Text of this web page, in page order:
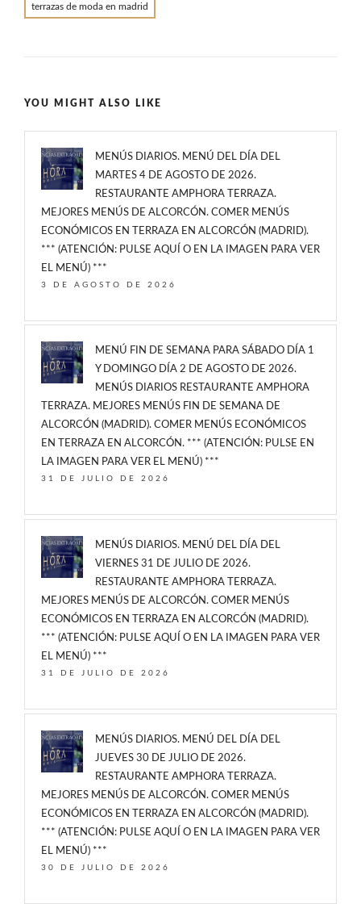
terrazas de moda en madrid
YOU MIGHT ALSO LIKE
MENÚS DIARIOS. MENÚ DEL DÍA DEL
MARTES 4 DE AGOSTO DE 2026.
RESTAURANTE AMPHORA TERRAZA.
MEJORES MENÚS DE ALCORCÓN. COMER MENÚS
ECONÓMICOS EN TERRAZA EN ALCORCÓN (MADRID).
*** (ATENCIÓN: PULSE AQUÍ O EN LA IMAGEN PARA VER
EL MENÚ) ***
3 DE AGOSTO DE 2026
MENÚ FIN DE SEMANA PARA SÁBADO DÍA 1
Y DOMINGO DÍA 2 DE AGOSTO DE 2026.
MENÚS DIARIOS RESTAURANTE AMPHORA
TERRAZA. MEJORES MENÚS FIN DE SEMANA DE
ALCORCÓN (MADRID). COMER MENÚS ECONÓMICOS
EN TERRAZA EN ALCORCÓN. *** (ATENCIÓN: PULSE EN
LA IMAGEN PARA VER EL MENÚ) ***
31 DE JULIO DE 2026
MENÚS DIARIOS. MENÚ DEL DÍA DEL
VIERNES 31 DE JULIO DE 2026.
RESTAURANTE AMPHORA TERRAZA.
MEJORES MENÚS DE ALCORCÓN. COMER MENÚS
ECONÓMICOS EN TERRAZA EN ALCORCÓN (MADRID).
*** (ATENCIÓN: PULSE AQUÍ O EN LA IMAGEN PARA VER
EL MENÚ) ***
31 DE JULIO DE 2026
MENÚS DIARIOS. MENÚ DEL DÍA DEL
JUEVES 30 DE JULIO DE 2026.
RESTAURANTE AMPHORA TERRAZA.
MEJORES MENÚS DE ALCORCÓN. COMER MENÚS
ECONÓMICOS EN TERRAZA EN ALCORCÓN (MADRID).
*** (ATENCIÓN: PULSE AQUÍ O EN LA IMAGEN PARA VER
EL MENÚ) ***
30 DE JULIO DE 2026